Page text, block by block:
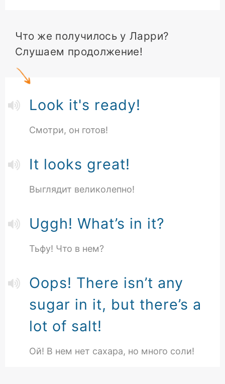
Что же получилось у Ларри?
Cлушаем продолжение!
Look it's ready!
Смотри, он готов!
It looks great!
Выглядит великолепно!
Uggh! What’s in it?
Тьфу! Что в нем?
Oops! There isn’t any
sugar in it, but there’s a
lot of salt!
Ой! В нем нет сахара, но много соли!